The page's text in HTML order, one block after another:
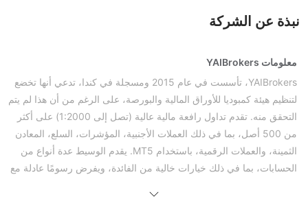
نبذة عن الشركة
معلومات YAIBrokers
YAIBrokers، تأسست في عام 2015 ومسجلة في كندا، تدعي أنها تخضع
لتنظيم هيئة كمبوديا للأوراق المالية والبورصة، على الرغم من أن هذا لم يتم
التحقق منه. تقدم تداول رافعة مالية عالية (تصل إلى 1:2000) على أكثر
من 500 أصل، بما في ذلك العملات الأجنبية، المؤشرات، السلع، المعادن
الثمينة، والعملات الرقمية، باستخدام MT5. يقدم الوسيط عدة أنواع من
الحسابات، بما في ذلك خيارات خالية من الفائدة، ويفرض رسومًا عادلة مع